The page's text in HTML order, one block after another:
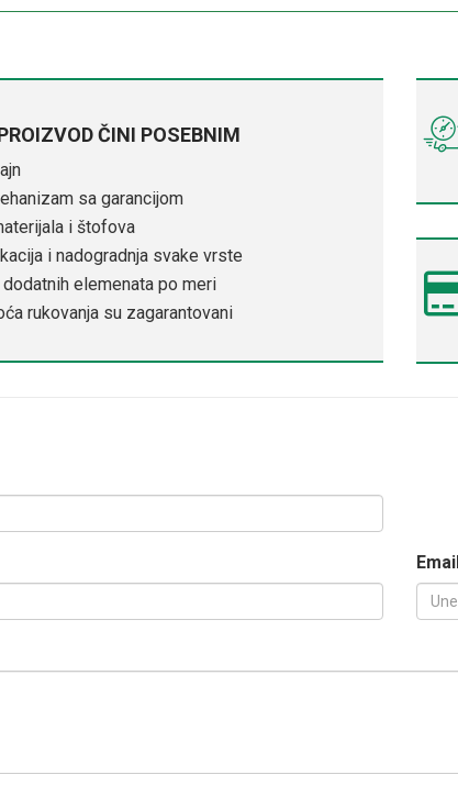
ČINI POSEBNIM
sa garancijom
i štofova
i nadogradnja svake vrste
elemenata po meri
rukovanja su zagarantovani